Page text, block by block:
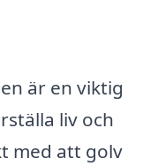
är en viktig
liv och
med att golv